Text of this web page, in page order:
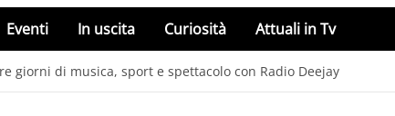
Eventi In uscita Curiosità Attuali in Tv
giorni di musica, sport e spettacolo con Radio Deejay